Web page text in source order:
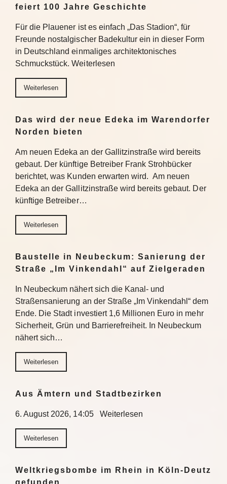
feiert 100 Jahre Geschichte
Für die Plauener ist es einfach „Das Stadion“, für
Freunde nostalgischer Badekultur ein in dieser Form
in Deutschland einmaliges architektonisches
Schmuckstück. Weiterlesen
Weiterlesen
Das wird der neue Edeka im Warendorfer
Norden bieten
Am neuen Edeka an der Gallitzinstraße wird bereits
gebaut. Der künftige Betreiber Frank Strohbücker
berichtet, was Kunden erwarten wird. Am neuen
Edeka an der Gallitzinstraße wird bereits gebaut. Der
künftige Betreiber…
Weiterlesen
Baustelle in Neubeckum: Sanierung der
Straße „Im Vinkendahl“ auf Zielgeraden
In Neubeckum nähert sich die Kanal- und
Straßensanierung an der Straße „Im Vinkendahl“ dem
Ende. Die Stadt investiert 1,6 Millionen Euro in mehr
Sicherheit, Grün und Barrierefreiheit. In Neubeckum
nähert sich…
Weiterlesen
Aus Ämtern und Stadtbezirken
6. August 2026, 14:05 Weiterlesen
Weiterlesen
Weltkriegsbombe im Rhein in Köln-Deutz
gefunden